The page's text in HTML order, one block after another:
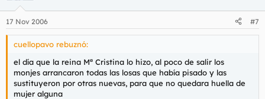
comienzara un retorno al gusto por la vida monástica.
17 Nov 2006 #7
cuellopavo rebuznó:
el día que la reina Mª Cristina lo hizo, al poco de salir los
monjes arrancaron todas las losas que había pisado y las
sustituyeron por otras nuevas, para que no quedara huella de
mujer alguna